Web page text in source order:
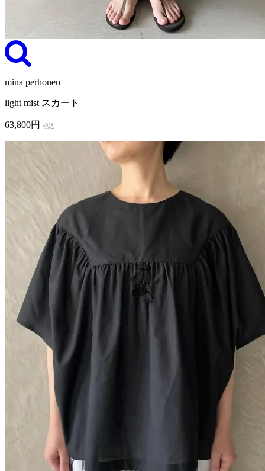
mina perhonen
light mist スカート
63,800円 税込